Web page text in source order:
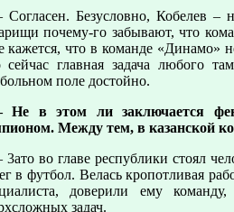
Согласен. Безусловно, Кобелев –
почему-го забывают, что
кажется, что в команде «Динамо»
сейчас главная задача любого
поле достойно.
Не в этом ли заключается
Между тем, в казанской
3ато во главе республики стоял
в футбол. Велась кропотливая
доверили ему
задач.